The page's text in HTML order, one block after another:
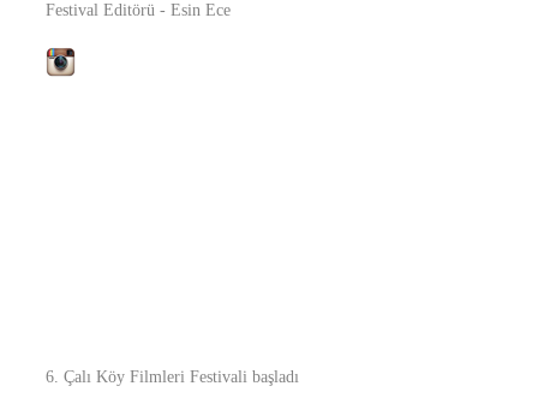
Festival Editörü - Esin Ece
6. Çalı Köy Filmleri Festivali başladı